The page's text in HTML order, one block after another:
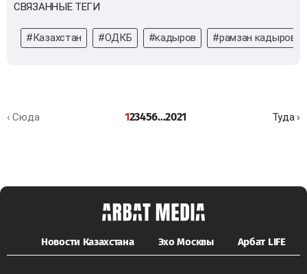
СВЯЗАННЫЕ ТЕГИ
#Казахстан #ОДКБ #кадыров #рамзан кадыров
‹ Сюда 123456...2021 Туда ›
Новости Казахстана Эхо Москвы Арбат LIFE